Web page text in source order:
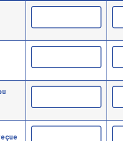
du foyer, par catégorie et par